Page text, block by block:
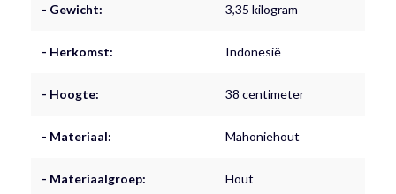
- Gewicht: 3,35 kilogram
- Herkomst: Indonesië
- Hoogte: 38 centimeter
- Materiaal: Mahoniehout
- Materiaalgroep: Hout